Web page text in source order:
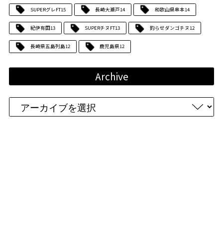
SUPERグレFT15 長崎大瀬戸14 和歌山県串本14
紀伊有田13 SUPERチヌFT13 釣らせダンゴチヌ12
長崎県五島列島12 鹿児島県12
Archive